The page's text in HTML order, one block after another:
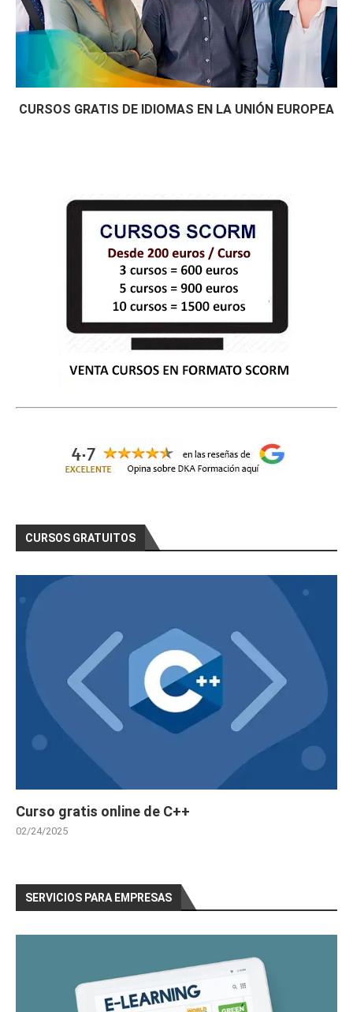
CURSOS GRATIS DE IDIOMAS EN LA UNIÓN EUROPEA
CURSOS GRATUITOS
Curso gratis online de C++
02/24/2025
SERVICIOS PARA EMPRESAS